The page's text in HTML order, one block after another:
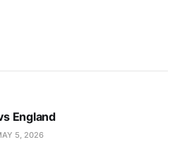
England
5, 2026